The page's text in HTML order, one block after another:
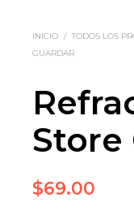
INICIO / TODOS LOS
GUARDAR
Store
$69.00